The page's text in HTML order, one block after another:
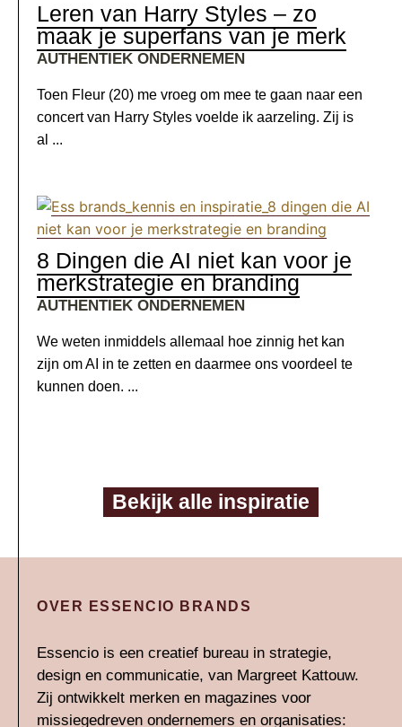
AUTHENTIEK ONDERNEMEN
Leren van Harry Styles – zo
maak je superfans van je merk
Toen Fleur (20) me vroeg om mee te gaan naar een
concert van Harry Styles voelde ik aarzeling. Zij is
al ...
AUTHENTIEK ONDERNEMEN
8 Dingen die AI niet kan voor je
merkstrategie en branding
We weten inmiddels allemaal hoe zinnig het kan
zijn om AI in te zetten en daarmee ons voordeel te
kunnen doen. ...
Bekijk alle inspiratie
OVER ESSENCIO BRANDS
Essencio is een creatief bureau in strategie,
design en communicatie, van Margreet Kattouw.
Zij ontwikkelt merken en magazines voor
missiegedreven ondernemers en organisaties: